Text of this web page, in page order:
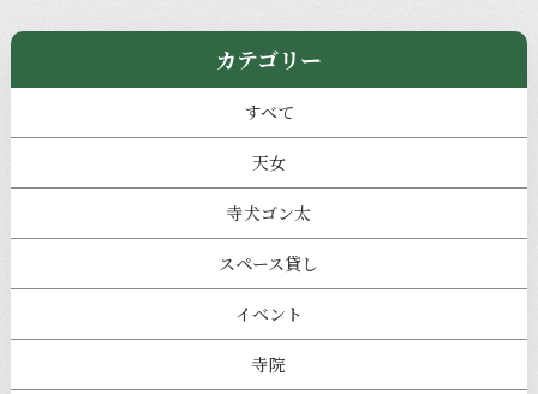
カテゴリー
すべて
天女
寺犬ゴン太
スペース貸し
イベント
寺院